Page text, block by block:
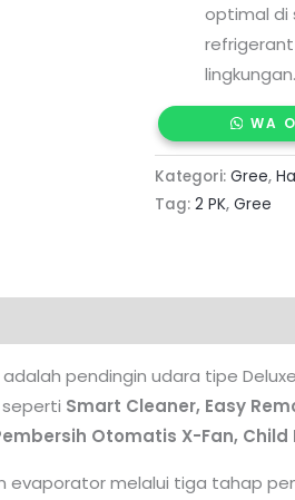
optimal di
refrigerant
lingkungan.
WA
Kategori: Gree,
Tag: 2 PK, Gree
adalah pendingin udara tipe
Smart Cleaner, Easy
Otomatis X-Fan, Child
melalui tiga tahap